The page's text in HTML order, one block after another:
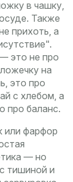
в чашку,
. Также
прихоть, а
это не про
на
это про
с хлебом, а
про баланс.
или фарфор
— но
тишиной и